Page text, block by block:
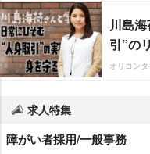
川島
引”の
オリコン
求人特集
障がい者採用/一般事務